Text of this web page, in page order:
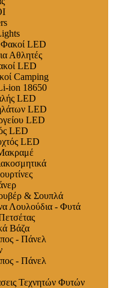
Φακοί LED
Αθλητές
LED
Camping
ion 18650
LED
LED
LED
LED
LED
& Σουπλά
Λουλούδια - Φυτά
Βάζα
- Πάνελ
- Πάνελ
Τεχνητών Φυτών